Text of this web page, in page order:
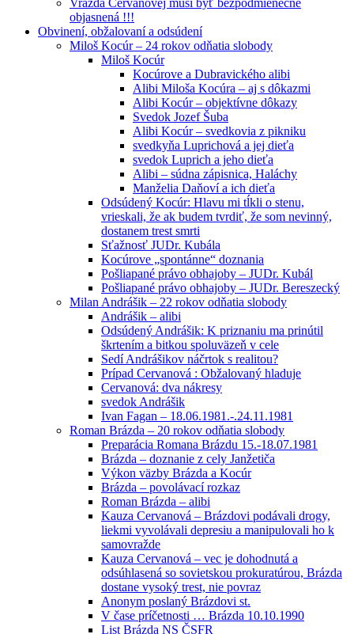
objasnená !!!
Obvinení, obžalovaní a odsúdení
Miloš Kocúr – 24 rokov odňatia slobody
Miloš Kocúr
Kocúrove a Dubravického alibi
Alibi Miloša Kocúra – aj s dôkazmi
Alibi Kocúr – objektívne dôkazy
Svedok Jozef Šuba
Alibi Kocúr – svedkovia z pikniku
svedkyňa Luprichová a jej dieťa
svedok Luprich a jeho dieťa
Alibi – súdna zápisnica, Haláchy
Manželia Daňoví a ich dieťa
Odsúdený Kocúr: Hlavu mi tĺkli o stenu,
vrieskali, že ak budem tvrdiť, že som nevinný,
dostanem trest smrti
Sťažnosť JUDr. Kubála
Kocúrove „spontánne“ doznania
Pošliapané právo obhajoby – JUDr. Kubál
Pošliapané právo obhajoby – JUDr. Bereszecký
Milan Andrášik – 22 rokov odňatia slobody
Andrášik – alibi
Odsúdený Andrášik: K priznaniu ma prinútil
škrtením a bitkou spoluväzeň v cele
Sedí Andrášikov náčrtok s realitou?
Prípad Cervanová : Obžalovaný hladuje
Cervanová: dva nákresy
svedok Andrášik
Ivan Fagan – 18.06.1981.-.24.11.1981
Roman Brázda – 20 rokov odňatia slobody
Preparácia Romana Brázdu 15.-18.07.1981
Brázda – doznanie z cely Janžetiča
Výkon väzby Brázda a Kocúr
Brázda – povolávací rozkaz
Roman Brázda – alibi
Kauza Cervanová – Brázdovi podávali drogy,
liekmi vyvolávali depresiu a manipulovali ho k
samovražde
Kauza Cervanová – vec je dohodnutá a
odsúhlasená so sovietskou prokuratúrou, Brázda
dostane vysoký trest, nie povraz
Anonym poslaný Brázdovi st.
V čase príčetnosti … Brázda 10.10.1990
List Brázda NS ČSFR